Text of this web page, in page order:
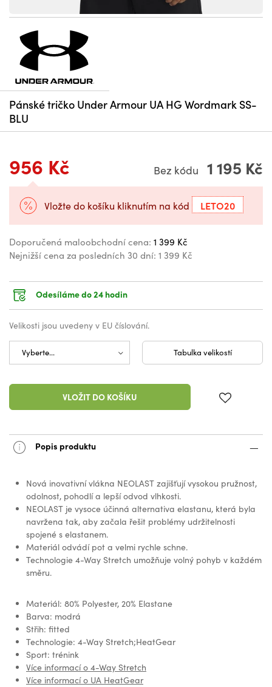
Pánské tričko Under Armour UA HG Wordmark SS-
BLU
956 Kč Bez kódu 1 195 Kč
Vložte do košíku kliknutím na kód LETO20
Doporučená maloobchodní cena: 1 399 Kč
Nejnižší cena za posledních 30 dní: 1 399 Kč
Odesíláme do 24 hodin
Velikosti jsou uvedeny v EU číslování.
Tabulka velikostí
VLOŽIT DO KOŠÍKU
Popis produktu
Nová inovativní vlákna NEOLAST zajišťují vysokou pružnost,
odolnost, pohodlí a lepší odvod vlhkosti.
NEOLAST je vysoce účinná alternativa elastanu, která byla
navržena tak, aby začala řešit problémy udržitelnosti
spojené s elastanem.
Materiál odvádí pot a velmi rychle schne.
Technologie 4-Way Stretch umožňuje volný pohyb v každém
směru.
Materiál: 80% Polyester, 20% Elastane
Barva: modrá
Střih: fitted
Technologie: 4-Way Stretch;HeatGear
Sport: trénink
Více informací o 4-Way Stretch
Více informací o UA HeatGear